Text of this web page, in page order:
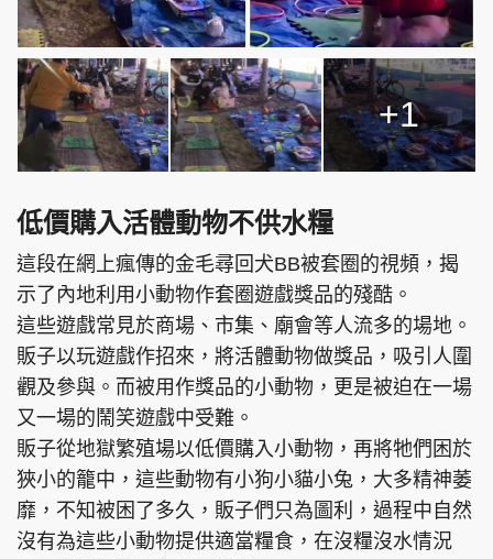
+1
低價購入活體動物不供水糧
這段在網上瘋傳的金毛尋回犬BB被套圈的視頻，揭
示了內地利用小動物作套圈遊戲獎品的殘酷。
這些遊戲常見於商場、市集、廟會等人流多的場地。
販子以玩遊戲作招來，將活體動物做獎品，吸引人圍
觀及參與。而被用作獎品的小動物，更是被迫在一場
又一場的鬧笑遊戲中受難。
販子從地獄繁殖場以低價購入小動物，再將牠們困於
狹小的籠中，這些動物有小狗小貓小兔，大多精神萎
靡，不知被困了多久，販子們只為圖利，過程中自然
沒有為這些小動物提供適當糧食，在沒糧沒水情況